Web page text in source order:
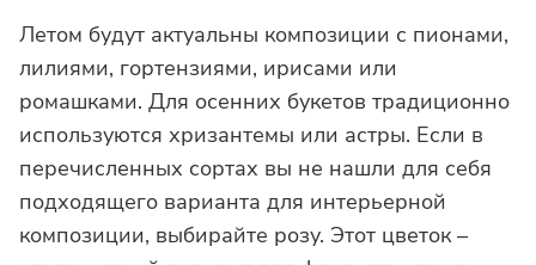
Летом будут актуальны композиции с пионами,
лилиями, гортензиями, ирисами или
ромашками. Для осенних букетов традиционно
используются хризантемы или астры. Если в
перечисленных сортах вы не нашли для себя
подходящего варианта для интерьерной
композиции, выбирайте розу. Этот цветок –